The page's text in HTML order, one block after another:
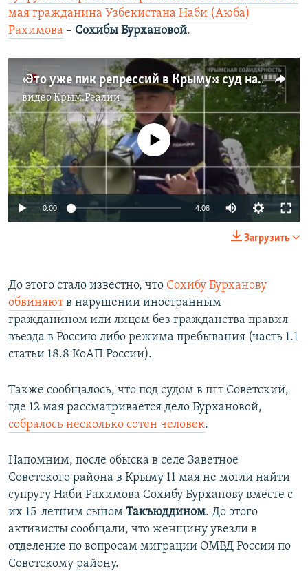
мая гражданина Узбекистана Наби (Аюба)
Рахимова – Сохибы Бурхановой.
«Это уже пик репрессий в Крыму»: суд над супругой убитого гражданина Узбекистана – Сохибой Бурхановой (видео)
видеоКрым.Реалии
720p 1080p
No media source currently available
0:00 4:08
240p
1080p
Загрузить
До этого стало известно, что Сохибу Бурханову
обвиняютв нарушении иностранным
гражданином или лицом без гражданства правил
въезда в Россию либо режима пребывания (часть 1.1
статьи 18.8 КоАП России).
Также сообщалось, что под судом в пгт Советский,
где 12 мая рассматривается дело Бурхановой,
собралось несколько сотен человек.
Напомним, после обыска в селе Заветное
Советского района в Крыму 11 мая не могли найти
супругу Наби Рахимова Сохибу Бурханову вместе с
их 15-летним сыном Такъюддином. До этого
активисты сообщали, что женщину увезли в
отделение по вопросам миграции ОМВД России по
Советскому району.